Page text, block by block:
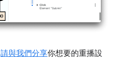
請與我們分享你想要的重播設